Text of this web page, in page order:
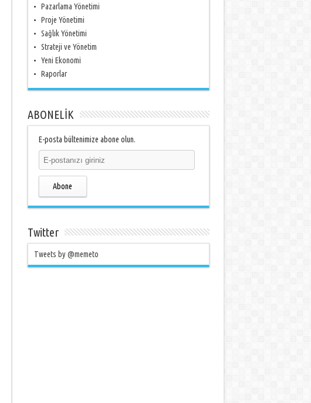
Pazarlama Yönetimi
Proje Yönetimi
Sağlık Yönetimi
Strateji ve Yönetim
Yeni Ekonomi
Raporlar
ABONELİK
E-posta bültenimize abone olun.
Abone
Twitter
Tweets by @memeto